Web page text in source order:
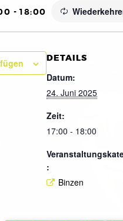
-18:00
DETAILS
Datum:
24. Juni 2025
Zeit:
17:00 - 18:00
:
Binzen